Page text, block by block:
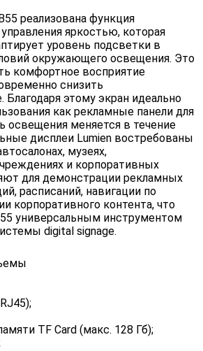
реализована функция
яркостью, которая
уровень подсветки в
окружающего освещения. Это
комфортное восприятие
снизить
Благодаря этому экран идеально
как рекламные панели для
освещения меняется в течение
дисплеи Lumien востребованы
музеях,
и корпоративных
для демонстрации рекламных
расписаний, навигации по
корпоративного контента, что
универсальным инструментом
digital signage.
TF Card (макс. 128 Гб);